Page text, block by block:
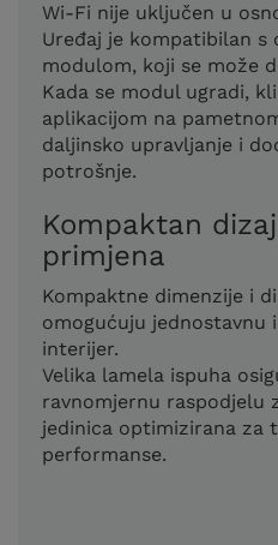
Wi-Fi nije uključen u
Uređaj je kompatibilan s
modulom, koji se može
Kada se modul ugradi,
aplikacijom na
daljinsko upravljanje i
potrošnje.
Kompaktan
primjena
Kompaktne dimenzije i
omogućuju jednostavnu
interijer.
Velika lamela ispuha
ravnomjernu raspodjelu
jedinica optimizirana za
performanse.